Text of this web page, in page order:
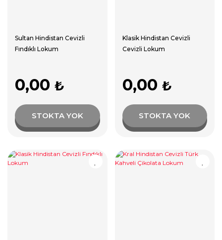
Sultan Hindistan Cevizli
Fındıklı Lokum
0,00 ₺
STOKTA YOK
Klasik Hindistan Cevizli
Cevizli Lokum
0,00 ₺
STOKTA YOK